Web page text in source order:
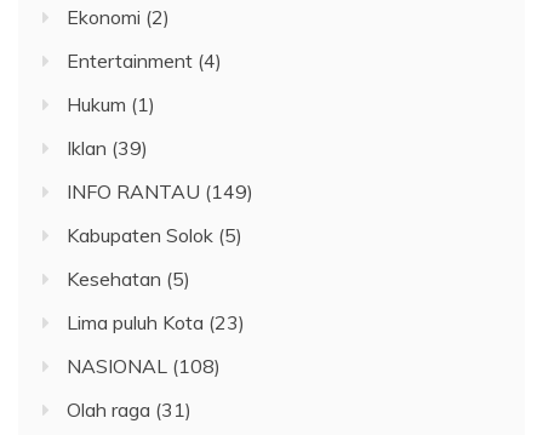
Ekonomi (2)
Entertainment (4)
Hukum (1)
Iklan (39)
INFO RANTAU (149)
Kabupaten Solok (5)
Kesehatan (5)
Lima puluh Kota (23)
NASIONAL (108)
Olah raga (31)